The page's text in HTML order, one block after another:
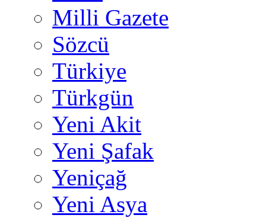
Milli Gazete
Sözcü
Türkiye
Türkgün
Yeni Akit
Yeni Şafak
Yeniçağ
Yeni Asya